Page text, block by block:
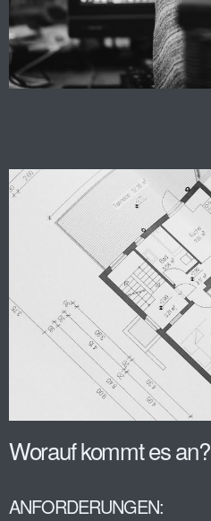
Worauf kommt es an?
ANFORDERUNGEN: